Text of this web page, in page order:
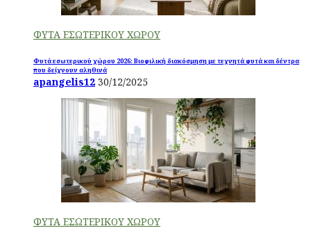
ΦΥΤΑ ΕΣΩΤΕΡΙΚΟΥ ΧΩΡΟΥ
Φυτά εσωτερικού χώρου 2026: Βιοφιλική διακόσμηση με τεχνητά φυτά και δέντρα
που δείχνουν αληθινά
apangelis12 30/12/2025
ΦΥΤΑ ΕΣΩΤΕΡΙΚΟΥ ΧΩΡΟΥ